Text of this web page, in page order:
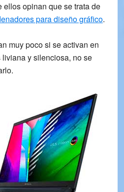
ellos opinan que se trata de
para diseño gráfico.
muy pocosi se activan en
y silenciosa, no se